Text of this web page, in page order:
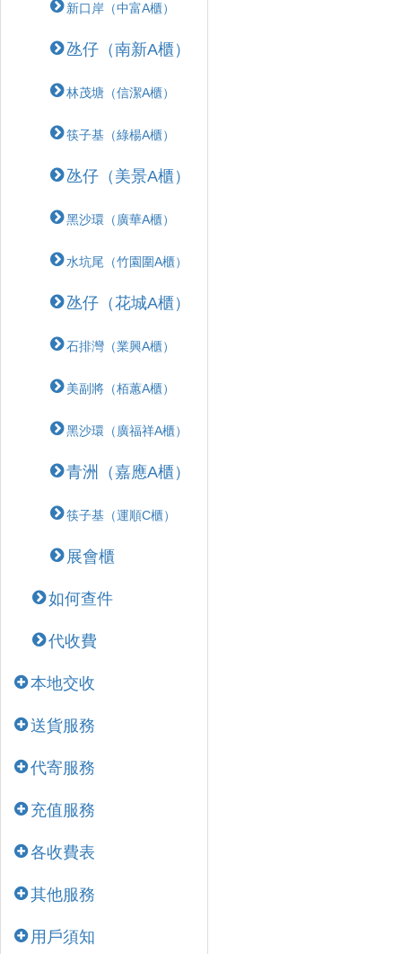
新口岸（中富A櫃）
氹仔（南新A櫃）
林茂塘（信潔A櫃）
筷子基（綠楊A櫃）
氹仔（美景A櫃）
黑沙環（廣華A櫃）
水坑尾（竹園圍A櫃）
氹仔（花城A櫃）
石排灣（業興A櫃）
美副將（栢蕙A櫃）
黑沙環（廣福祥A櫃）
青洲（嘉應A櫃）
筷子基（運順C櫃）
展會櫃
如何查件
代收費
本地交收
送貨服務
代寄服務
充值服務
各收費表
其他服務
用戶須知